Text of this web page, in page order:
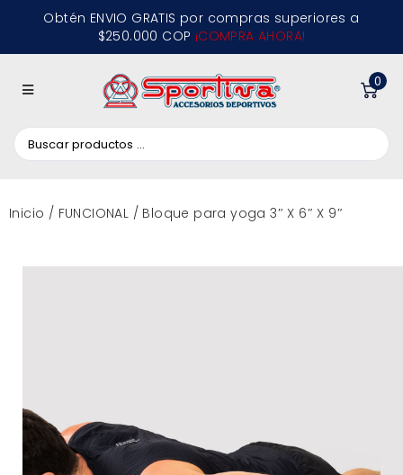
Obtén ENVIO GRATIS por compras superiores a
$250.000 COP ¡COMPRA AHORA!
0
Inicio / FUNCIONAL / Bloque para yoga 3″ X 6″ X 9″